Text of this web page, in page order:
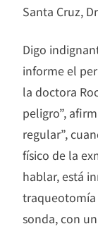
Santa Cruz,
Digo
informe el
la doctora
peligro”,
regular”,
físico de la
hablar, está
sonda, con